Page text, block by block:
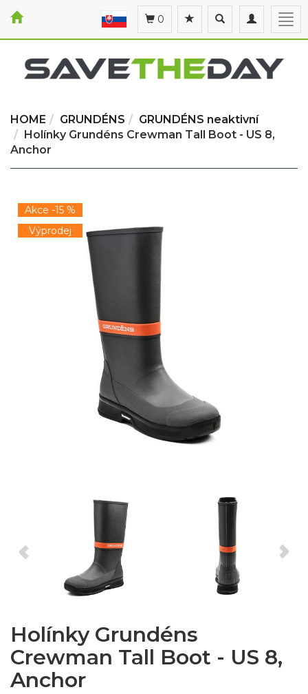
Toggle
navigation
Toggle
search
0
HOME GRUNDÉNS
GRUNDÉNS neaktivní
Holínky Grundéns Crewman Tall Boot - US 8,
Anchor
Akce -15 %
Výprodej
Holínky Grundéns
Crewman Tall Boot - US 8,
Anchor